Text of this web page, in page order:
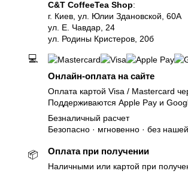
C&T CoffeeTea Shop:
г. Киев, ул. Юлии Здановской, 60А
ул. Е. Чавдар, 24
ул. Родины Кристеров, 20б
💻
Онлайн-оплата на сайте
Оплата картой Visa / Mastercard
Поддерживаются Apple Pay и
Безналичный расчет
Безопасно · мгновенно · без
📦 Оплата при получении
Наличными или картой при